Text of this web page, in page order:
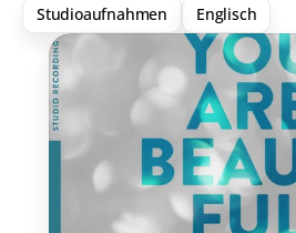
Studioaufnahmen Englisch